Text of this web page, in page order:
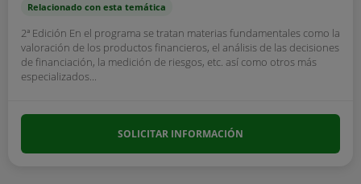
Relacionado con esta temática
2ª Edición En el programa se tratan materias fundamentales como la
valoración de los productos financieros, el análisis de las decisiones
de financiación, la medición de riesgos, etc. así como otros más
especializados...
SOLICITAR INFORMACIÓN